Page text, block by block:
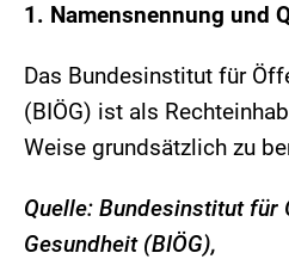
1. Namensnennung und
Das Bundesinstitut für
(BIÖG) ist als
Weise grundsätzlich zu
Quelle: Bundesinstitut für
Gesundheit (BIÖG),